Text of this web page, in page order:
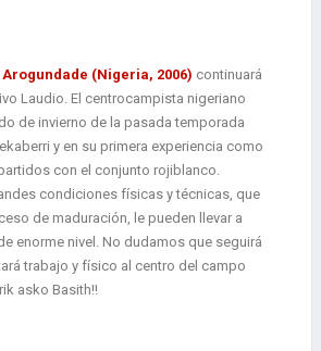
(Nigeria, 2006) continuará
Laudio. El centrocampista nigeriano
de invierno de la pasada temporada
y en su primera experiencia como
con el conjunto rojiblanco.
condiciones físicas y técnicas, que
de maduración, le pueden llevar a
enorme nivel. No dudamos que seguirá
trabajo y físico al centro del campo
asko Basith!!